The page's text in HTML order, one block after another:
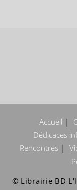
Accueil
Dédicaces
Rencontres
© Librairie BD